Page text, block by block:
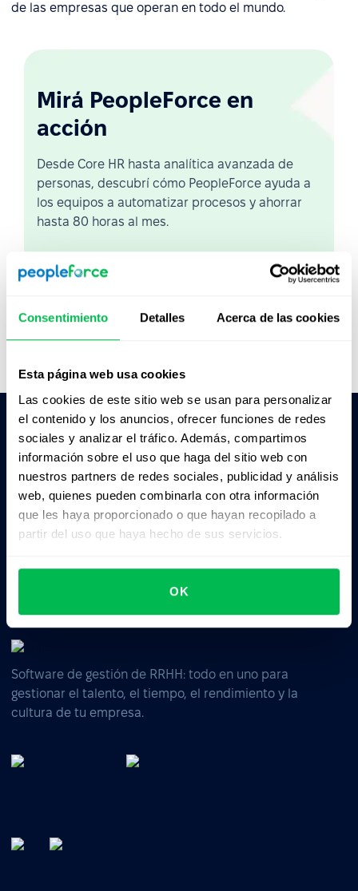
Consentimiento Detalles Acerca de las cookies
Esta página web usa cookies
Las cookies de este sitio web se usan para personalizar
el contenido y los anuncios, ofrecer funciones de redes
sociales y analizar el tráfico. Además, compartimos
información sobre el uso que haga del sitio web con
nuestros partners de redes sociales, publicidad y análisis
web, quienes pueden combinarla con otra información
que les haya proporcionado o que hayan recopilado a
partir del uso que haya hecho de sus servicios.
OK
de las empresas que operan en todo el mundo.
Mirá PeopleForce en
acción
Desde Core HR hasta analítica avanzada de
personas, descubrí cómo PeopleForce ayuda a
los equipos a automatizar procesos y ahorrar
hasta 80 horas al mes.
Ver demo en vivo
Ver video
Pedile a la IA un resumen de PeopleForce:
Claude
Business driven. People focused.
Software de gestión de RRHH: todo en uno para
gestionar el talento, el tiempo, el rendimiento y la
cultura de tu empresa.